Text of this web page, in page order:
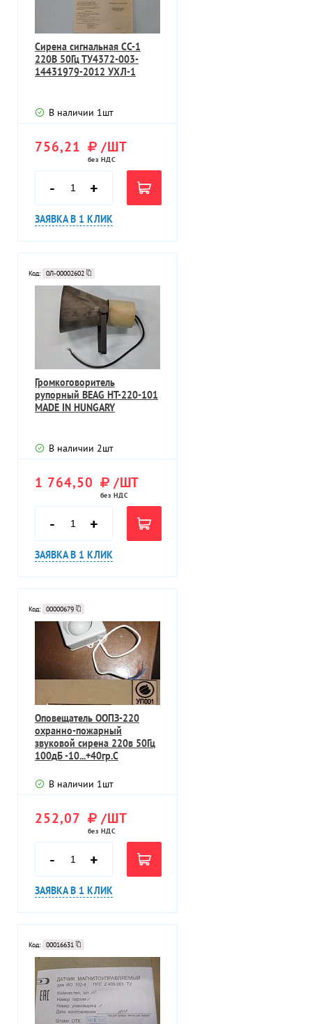
Сирена сигнальная СС-1
220В 50Гц ТУ4372-003-
14431979-2012 УХЛ-1
В наличии 1шт
756,21 /ШТ
без НДС
- +
ЗАЯВКА В 1 КЛИК
Код: 0Л-00002602
Громкоговоритель
рупорный BEAG HT-220-101
MADE IN HUNGARY
В наличии 2шт
1 764,50 /ШТ
без НДС
- +
ЗАЯВКА В 1 КЛИК
Код: 00000679
Оповещатель ООПЗ-220
охранно-пожарный
звуковой сирена 220в 50Гц
100дБ -10...+40гр.С
В наличии 1шт
252,07 /ШТ
без НДС
- +
ЗАЯВКА В 1 КЛИК
Код: 00016631